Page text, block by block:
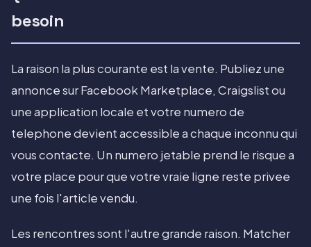
besoin
La raison la plus courante est la vente. Publiez une
annonce sur Facebook Marketplace, Craigslist ou
une application locale et votre numero de
telephone devient accessible a chaque inconnu qui
vous contacte. Un numero jetable prend le risque a
votre place pour que votre vraie ligne reste privee
une fois l'article vendu.
Les rencontres sont l'autre grande raison. Matcher